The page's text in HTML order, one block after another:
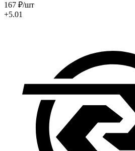
167 ₽/шт
+5.01